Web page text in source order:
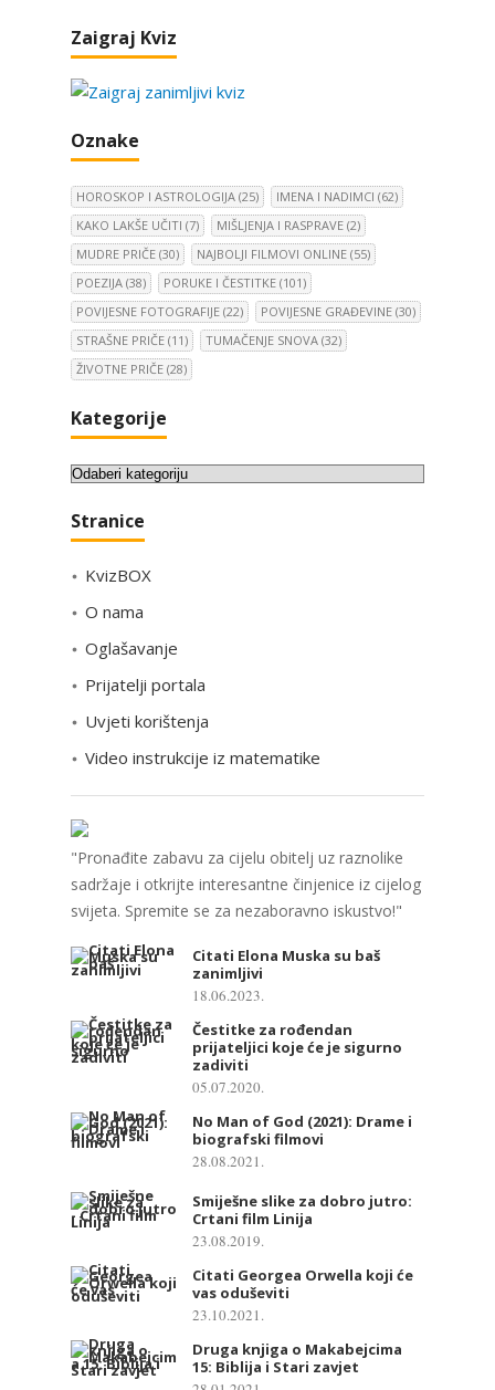
Zaigraj Kviz
Oznake
HOROSKOP I ASTROLOGIJA (25) IMENA I NADIMCI (62)
KAKO LAKŠE UČITI (7) MIŠLJENJA I RASPRAVE (2)
MUDRE PRIČE (30) NAJBOLJI FILMOVI ONLINE (55)
POEZIJA (38) PORUKE I ČESTITKE (101)
POVIJESNE FOTOGRAFIJE (22) POVIJESNE GRAĐEVINE (30)
STRAŠNE PRIČE (11) TUMAČENJE SNOVA (32)
ŽIVOTNE PRIČE (28)
Kategorije
K
t
g
i
j
Stranice
KvizBOX
O nama
Oglašavanje
Prijatelji portala
Uvjeti korištenja
Video instrukcije iz matematike
"Pronađite zabavu za cijelu obitelj uz raznolike
sadržaje i otkrijte interesantne činjenice iz cijelog
svijeta. Spremite se za nezaboravno iskustvo!"
Citati Elona Muska su baš
zanimljivi
18.06.2023.
Čestitke za rođendan
prijateljici koje će je sigurno
zadiviti
05.07.2020.
No Man of God (2021): Drame i
biografski filmovi
28.08.2021.
Smiješne slike za dobro jutro:
Crtani film Linija
23.08.2019.
Citati Georgea Orwella koji će
vas oduševiti
23.10.2021.
Druga knjiga o Makabejcima
15: Biblija i Stari zavjet